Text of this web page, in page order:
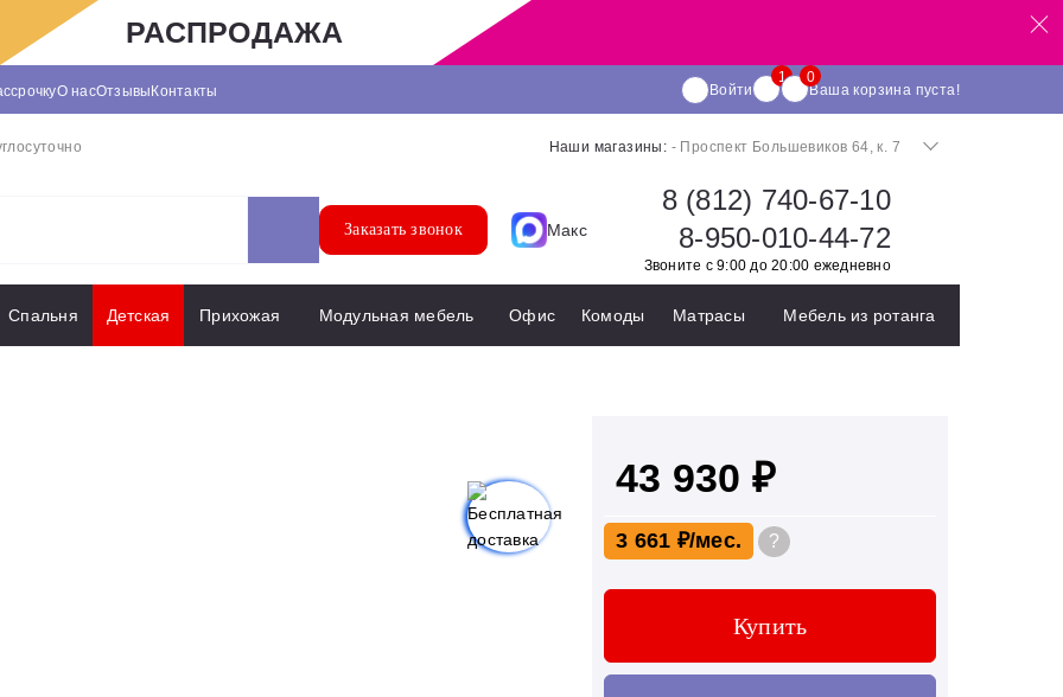
РАСПРОДАЖА
О насОтзывыКонтакты Войти Ваша корзина пуста!
Наши магазины: - Проспект Большевиков 64, к. 7
Заказать звонок Макс
8 (812) 740-67-10
8-950-010-44-72
Звоните с 9:00 до 20:00 ежедневно
Спальня Детская Прихожая Модульная мебель Офис Комоды Матрасы Мебель из ротанга
43 930 ₽
3 661 ₽ ?
Купить